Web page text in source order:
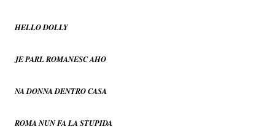
HELLO DOLLY
JE PARL ROMANESC AHO
NA DONNA DENTRO CASA
ROMA NUN FA LA STUPIDA